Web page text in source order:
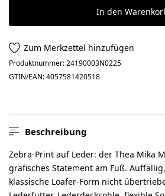
In den
Zum Merkzettel hinzufügen
Produktnummer:24190003N0225
GTIN/EAN:4057581420518
Beschreibung
Zebra-Print auf Leder: der Thea Mika
grafisches Statement am Fuß.
klassische Loafer-Form nicht